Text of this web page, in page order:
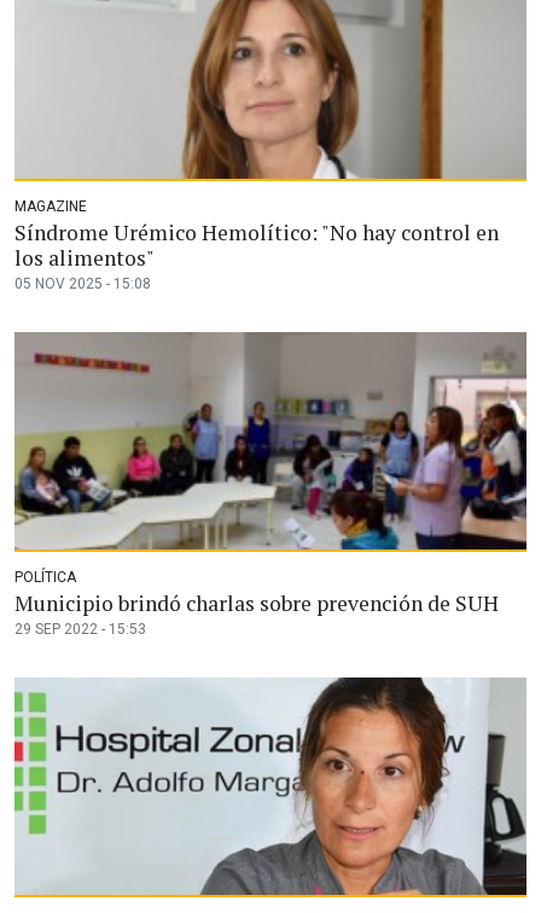
MAGAZINE
Síndrome Urémico Hemolítico: "No hay control en
los alimentos"
05 NOV 2025 - 15:08
POLÍTICA
Municipio brindó charlas sobre prevención de SUH
29 SEP 2022 - 15:53